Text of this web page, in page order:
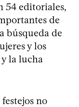
54 editoriales,
de
búsqueda de
y los
y la lucha
no